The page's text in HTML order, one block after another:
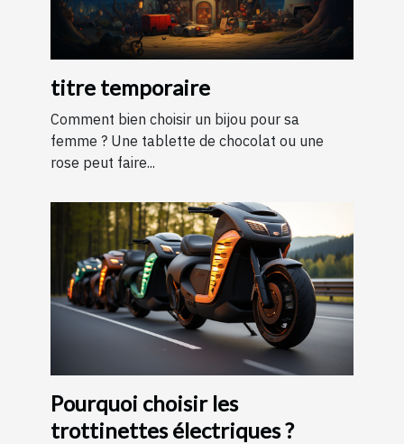
titre temporaire
Comment bien choisir un bijou pour sa
femme ? Une tablette de chocolat ou une
rose peut faire...
Pourquoi choisir les
trottinettes électriques ?